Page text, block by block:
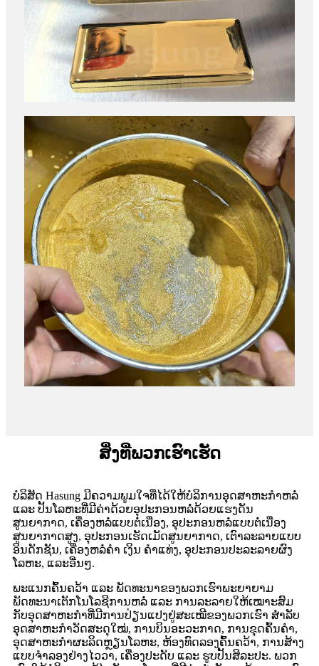
ສິ່ງທີ່ພວກເຮົາເຮັດ
ບໍລິສັດ Hasung ມີຄວາມພູມໃຈທີ່ໄດ້ໃຫ້ບໍລິການອຸດສາຫະກຳຫລໍ່
ແລະ ປັ້ນໂລຫະທີ່ມີຄ່າດ້ວຍອຸປະກອນຫລໍ່ດ້ວຍແຮງດັນ
ສູນຍາກາດ, ເຄື່ອງຫລໍ່ແບບຕໍ່ເນື່ອງ, ອຸປະກອນຫລໍ່ແບບຕໍ່ເນື່ອງ
ສູນຍາກາດສູງ, ອຸປະກອນເຮັດເມັດສູນຍາກາດ, ເຕົາລະລາຍແບບ
ອິນດັກຊັນ, ເຄື່ອງຫລໍ່ຄຳ ເງິນ ຄຳແທ່ງ, ອຸປະກອນປະລະລາຍຜົງ
ໂລຫະ, ແລະອື່ນໆ.
ພະແນກຄົ້ນຄວ້າ ແລະ ພັດທະນາຂອງພວກເຮົາພະຍາຍາມ
ພັດທະນາເຕັກໂນໂລຊີການຫລໍ່ ແລະ ການລະລາຍໃຫ້ເໝາະສົມ
ກັບອຸດສາຫະກຳທີ່ມີການປ່ຽນແປງຢູ່ສະເໝີຂອງພວກເຮົາ ສຳລັບ
ອຸດສາຫະກຳວັດສະດຸໃໝ່, ການບິນອະວະກາດ, ການຂຸດຄົ້ນຄຳ,
ອຸດສາຫະກຳຜະລິດຫຼຽນໂລຫະ, ຫ້ອງທົດລອງຄົ້ນຄວ້າ, ການສ້າງ
ແບບຈຳລອງຢ່າງໄວວາ, ເຄື່ອງປະດັບ ແລະ ຮູບປັ້ນສິລະປະ. ພວກ